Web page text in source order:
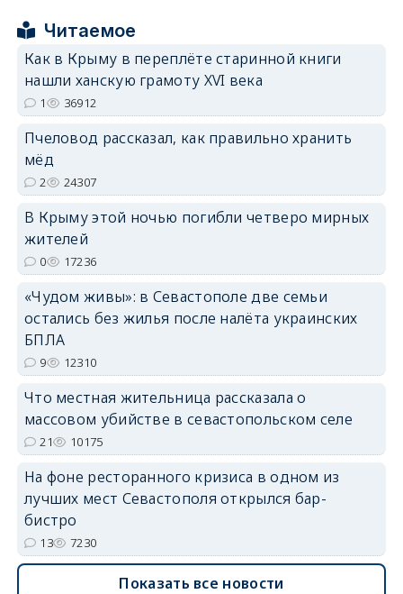
Читаемое
Как в Крыму в переплёте старинной книги
нашли ханскую грамоту XVI века
1 36912
Пчеловод рассказал, как правильно хранить
мёд
2 24307
В Крыму этой ночью погибли четверо мирных
жителей
0 17236
«Чудом живы»: в Севастополе две семьи
остались без жилья после налёта украинских
БПЛА
9 12310
Что местная жительница рассказала о
массовом убийстве в севастопольском селе
21 10175
На фоне ресторанного кризиса в одном из
лучших мест Севастополя открылся бар-
бистро
13 7230
Показать все новости